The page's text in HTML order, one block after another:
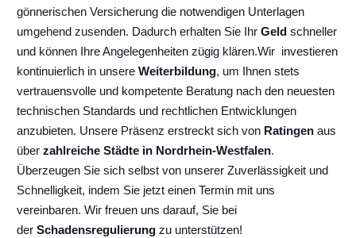
gönnerischen Versicherung die notwendigen Unterlagen
umgehend zusenden. Dadurch erhalten Sie Ihr Geld schneller
und können Ihre Angelegenheiten zügig klären.Wir investieren
kontinuierlich in unsere Weiterbildung, um Ihnen stets
vertrauensvolle und kompetente Beratung nach den neuesten
technischen Standards und rechtlichen Entwicklungen
anzubieten. Unsere Präsenz erstreckt sich von Ratingen aus
über zahlreiche Städte in Nordrhein-Westfalen.
Überzeugen Sie sich selbst von unserer Zuverlässigkeit und
Schnelligkeit, indem Sie jetzt einen Termin mit uns
vereinbaren. Wir freuen uns darauf, Sie bei
der Schadensregulierung zu unterstützen!